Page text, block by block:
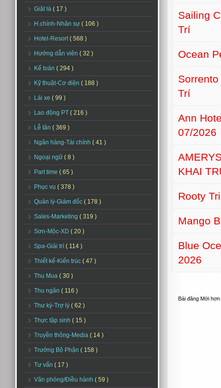
Giặt là ( 17 )
H.chính-Nhân sự ( 106 )
Hotel-Resort( 568 )
Hướng dẫn viên ( 32 )
Kế toán ( 294 )
Kỹ thuật-Cơ điện ( 188 )
Lái xe ( 99 )
Lao động PT ( 216 )
Lễ tân ( 369 )
Ngân hàng-Tài chính ( 41 )
Ngoại ngữ ( 8 )
Part time ( 65 )
Phục vụ ( 378 )
Quản lý-Giám đốc ( 178 )
Sales-Marketing ( 319 )
Sơn-Mộc-XD ( 20 )
Spa-Giải trí ( 114 )
Thiết kế-Kiến trúc ( 47 )
Thu Mua ( 30 )
Thu ngân ( 116 )
Thư ký-Trợ lý ( 62 )
Thực tập sinh ( 15 )
Truyền thông-Media ( 14 )
Trưởng Bộ Phận ( 158 )
Tư vấn ( 17 )
Văn phòng/Điều hành ( 59 )
Sailing
Trí
Ocean
Trí
Ann
07/2026
KHAI
Rooty
Mango
Blue
2026
Bài đăng Mới hơn